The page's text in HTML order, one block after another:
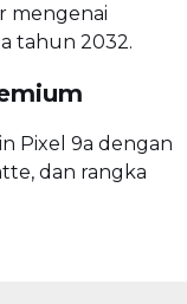
mengenai
tahun 2032.
Pixel 9a dengan
dan rangka